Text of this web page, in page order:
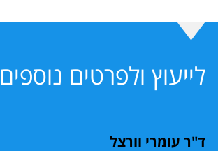
לייעוץ ולפרטים נוספים
ד"ר עומרי וורצל